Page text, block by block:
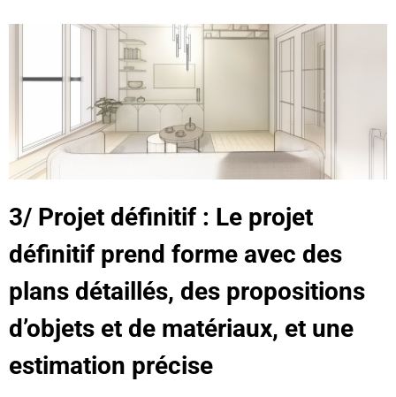
3/ Projet définitif : Le projet
définitif prend forme avec des
plans détaillés, des propositions
d’objets et de matériaux, et une
estimation précise